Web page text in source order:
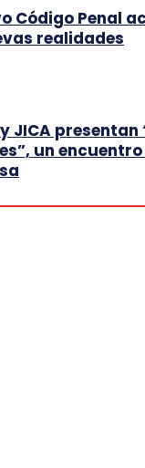
Código Penal
realidades
JICA presentan
un